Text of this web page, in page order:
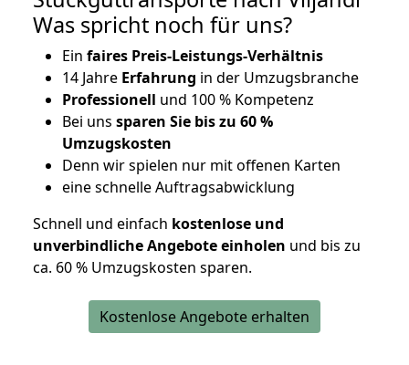
Was spricht noch für uns?
Ein faires Preis-Leistungs-Verhältnis
14 Jahre Erfahrung in der Umzugsbranche
Professionell und 100 % Kompetenz
Bei uns sparen Sie bis zu 60 %
Umzugskosten
Denn wir spielen nur mit offenen Karten
eine schnelle Auftragsabwicklung
Schnell und einfach kostenlose und
unverbindliche Angebote einholen und bis zu
ca. 60 % Umzugskosten sparen.
Kostenlose Angebote erhalten